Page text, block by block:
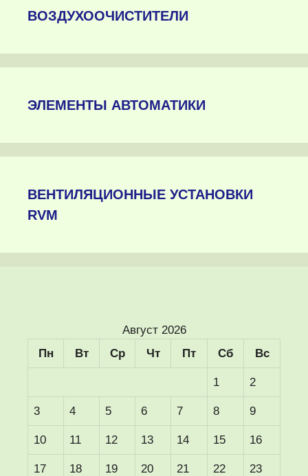
ВОЗДУХООЧИСТИТЕЛИ
ЭЛЕМЕНТЫ АВТОМАТИКИ
ВЕНТИЛЯЦИОННЫЕ УСТАНОВКИ
RVM
Август 2026
Пн
Вт Ср Чт Пт Сб Вс
1 2
3 4 5 6 7 8 9
10 11 12 13 14 15 16
17 18 19 20 21 22 23